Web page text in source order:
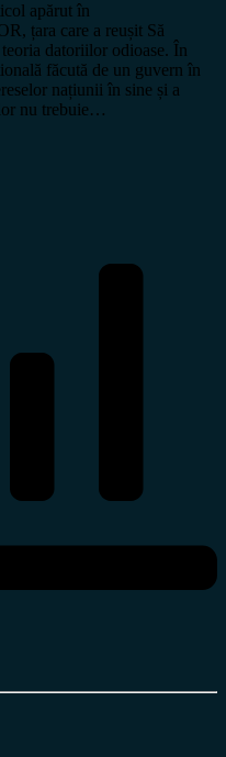
apărut în
țara care a reușit Să
datoriilor odioase. În
făcută de un guvern în
națiunii în sine și a
nu trebuie…